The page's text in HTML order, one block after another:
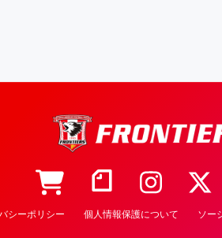
シーポリシー 個人情報保護について ソー